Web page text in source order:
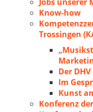
Know-how
Trossingen
Der
Im
Kunst
Konferenz